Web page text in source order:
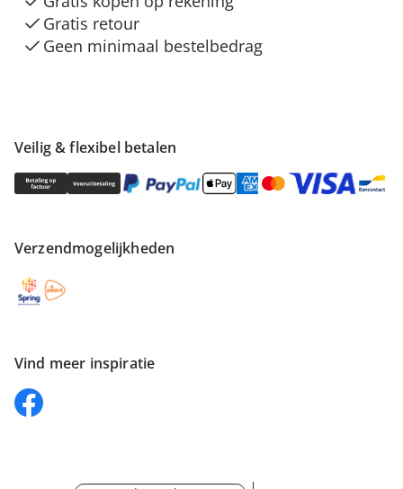
Veilig & flexibel betalen
Verzendmogelijkheden
Vind meer inspiratie
Gratis retour
Geen minimaal bestelbedrag